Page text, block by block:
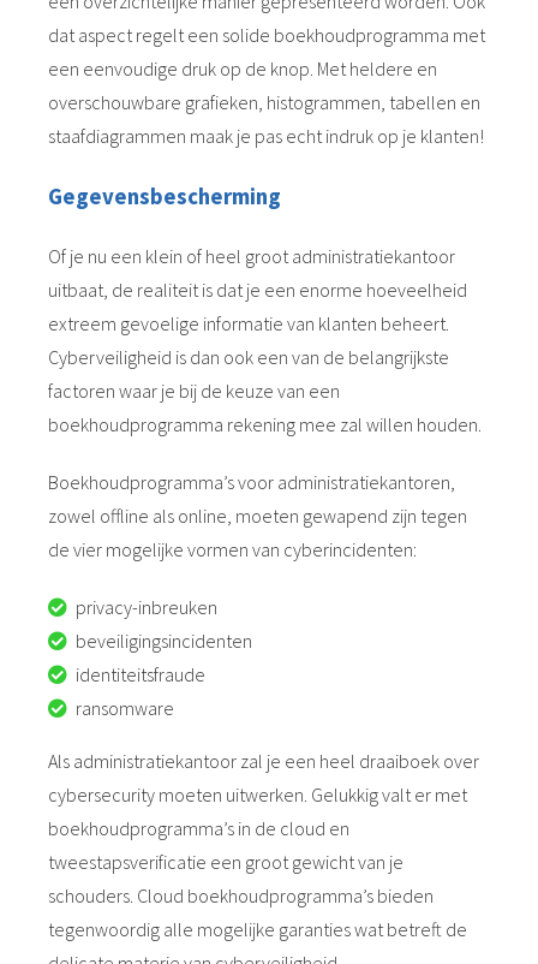
dat aspect regelt een solide boekhoudprogramma met
een eenvoudige druk op de knop. Met heldere en
overschouwbare grafieken, histogrammen, tabellen en
staafdiagrammen maak je pas echt indruk op je klanten!
Gegevensbescherming
Of je nu een klein of heel groot administratiekantoor
uitbaat, de realiteit is dat je een enorme hoeveelheid
extreem gevoelige informatie van klanten beheert.
Cyberveiligheid is dan ook een van de belangrijkste
factoren waar je bij de keuze van een
boekhoudprogramma rekening mee zal willen houden.
Boekhoudprogramma’s voor administratiekantoren,
zowel offline als online, moeten gewapend zijn tegen
de vier mogelijke vormen van cyberincidenten:
privacy-inbreuken
beveiligingsincidenten
identiteitsfraude
ransomware
Als administratiekantoor zal je een heel draaiboek over
cybersecurity moeten uitwerken. Gelukkig valt er met
boekhoudprogramma’s in de cloud en
tweestapsverificatie een groot gewicht van je
schouders. Cloud boekhoudprogramma’s bieden
tegenwoordig alle mogelijke garanties wat betreft de